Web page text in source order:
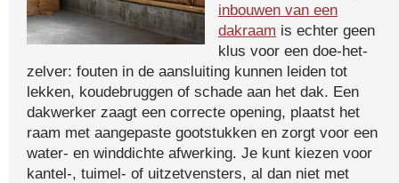
inbouwen van een
dakraam is echter geen
klus voor een doe-het-
zelver: fouten in de aansluiting kunnen leiden tot
lekken, koudebruggen of schade aan het dak. Een
dakwerker zaagt een correcte opening, plaatst het
raam met aangepaste gootstukken en zorgt voor een
water- en winddichte afwerking. Je kunt kiezen voor
kantel-, tuimel- of uitzetvensters, al dan niet met